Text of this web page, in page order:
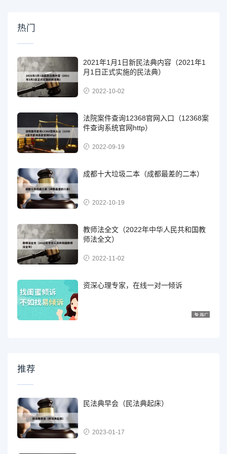
热门
2021年1月1日新民法典内容（2021年1
月1日正式实施的民法典）
2022-10-02
法院案件查询12368官网入口（12368案
件查询系统官网http）
2022-09-19
成都十大垃圾二本（成都最差的二本）
2022-10-19
教师法全文（2022年中华人民共和国教
师法全文）
2022-11-02
资深心理专家，在线一对一倾诉
推荐
民法典早会（民法典起床）
2023-01-17